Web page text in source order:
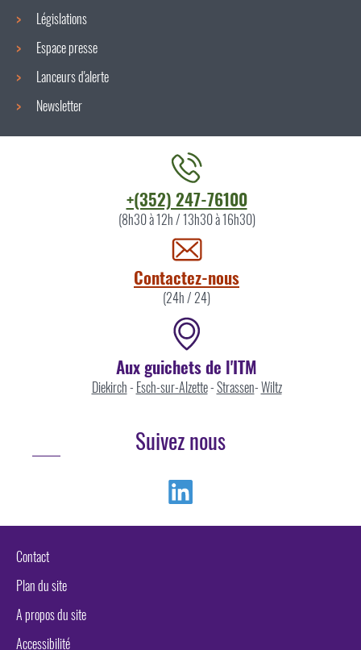
Législations
Espace presse
Lanceurs d'alerte
Newsletter
+(352) 247-76100
(8h30 à 12h / 13h30 à 16h30)
Contactez-nous
(24h / 24)
Aux guichets de l'ITM
Diekirch- Esch-sur-Alzette-Strassen-Wiltz
Suivez nous
Contact
Plan du site
A propos du site
Accessibilité